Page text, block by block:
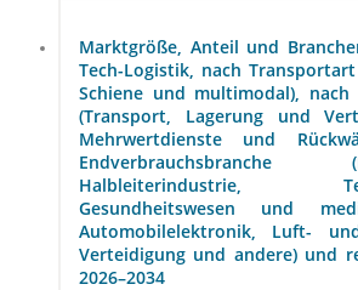
Marktgröße, Anteil und
Tech-Logistik, nach
Schiene und multimodal), nach
(Transport, Lagerung und
Mehrwertdienste und
Endverbrauchsbranche
Halbleiterindustrie,
Gesundheitswesen und
Automobilelektronik, Luft-
Verteidigung und andere) und
2026–2034